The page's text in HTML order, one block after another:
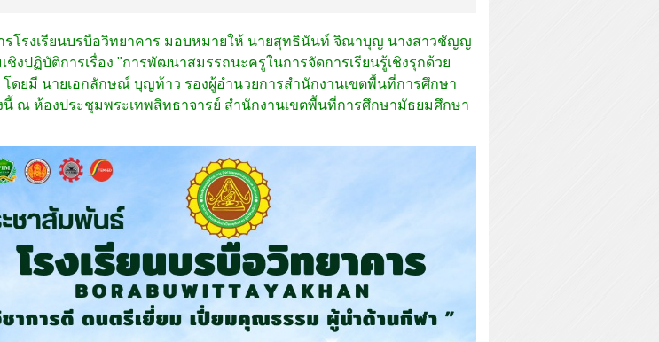
โรงเรียนบรบือวิทยาคาร มอบหมายให้ นายสุทธินันท์ จิณาบุญ นางสาวชัญญ
งปฏิบัติการเรื่อง "การพัฒนาสมรรถนะครูในการจัดการเรียนรู้เชิงรุกด้วย
ดยมี นายเอกลักษณ์ บุญท้าว รองผู้อำนวยการสำนักงานเขตพื้นที่การศึกษา
ณ ห้องประชุมพระเทพสิทธาจารย์ สำนักงานเขตพื้นที่การศึกษามัธยมศึกษา